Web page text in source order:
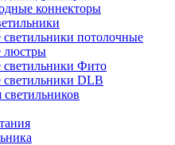
коннекторы
потолочные
люстры
Фито
DLB